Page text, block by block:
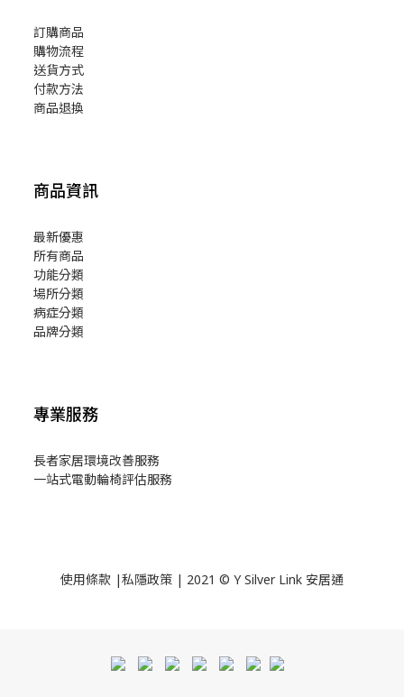
訂購商品
購物流程
送貨方式
付款方法
商品退換
商品資訊
最新優惠
所有商品
功能分類
場所分類
病症分類
品牌分類
專業服務
長者家居環境改善服務
一站式電動輪椅評估服務
使用條款 |私隱政策 | 2021 © Y Silver Link 安居通